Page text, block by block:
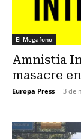
El Megafono
Amnistía
masacre
Europa Press - 3 de